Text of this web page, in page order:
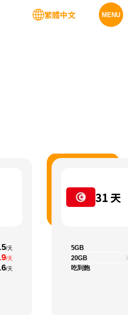
MENU
繁體中文
/天
/天
/天
31 天
5GB
20GB
吃到飽